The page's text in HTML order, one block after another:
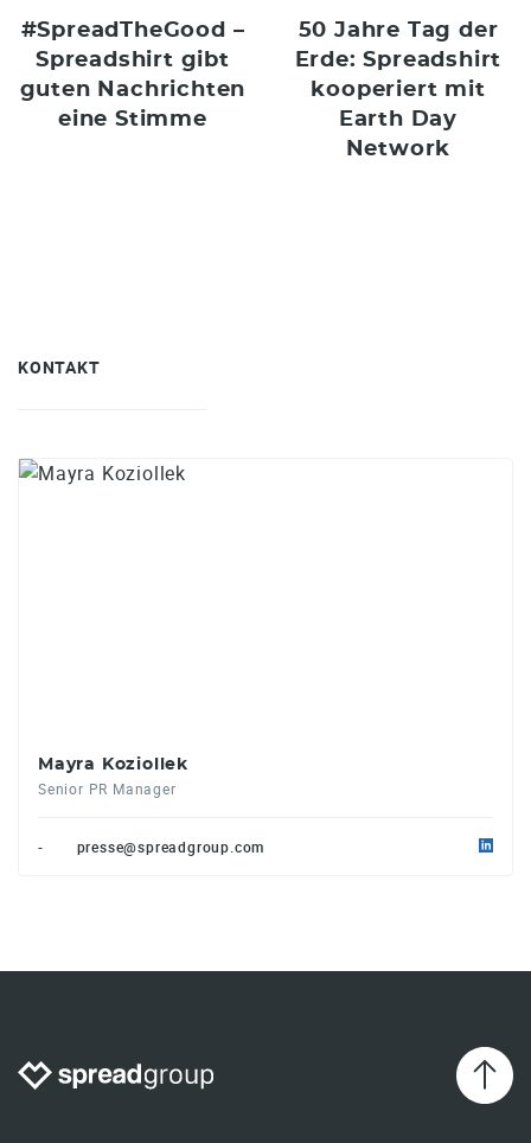
#SpreadTheGood –
Spreadshirt gibt
guten Nachrichten
eine Stimme
50 Jahre Tag der
Erde: Spreadshirt
kooperiert mit
Earth Day
Network
KONTAKT
Mayra Koziollek
Senior PR Manager
- presse@spreadgroup.com